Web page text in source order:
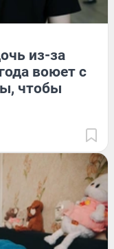
из-за
воюет с
чтобы